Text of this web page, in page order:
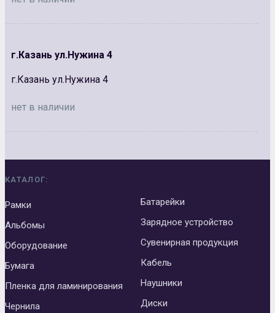
г.Казань ул.Нужина 4
г.Казань ул.Нужина 4
нет в наличии
КАТАЛОГ:
Рамки
Альбомы
Оборудование
Бумага
Пленка для ламинирования
Чернила
Батарейки
Зарядное устройство
Сувенирная продукция
Кабель
Наушники
Диски